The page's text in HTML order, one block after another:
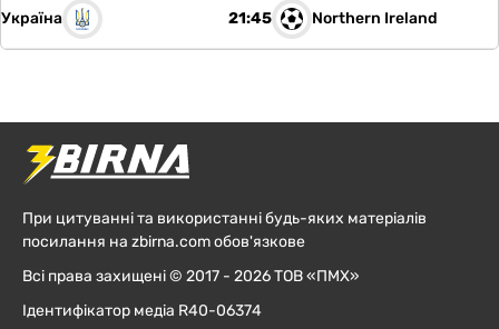
Україна 21:45 Northern Ireland
При цитуванні та використанні будь-яких матеріалів
посилання на zbirna.com обов'язкове
Всі права захищені © 2017 - 2026 ТОВ «ПМХ»
Ідентифікатор медіа R40-06374